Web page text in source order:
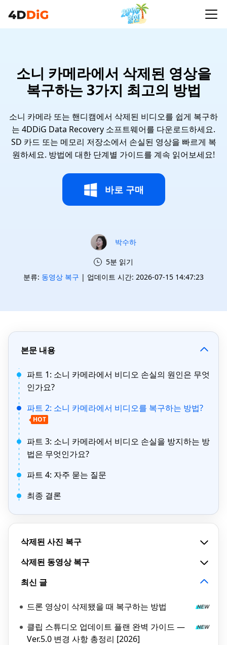
소니 카메라에서 삭제된 영상을
복구하는 3가지 최고의 방법
소니 카메라 또는 핸디캠에서 삭제된 비디오를 쉽게 복구하
는 4DDiG Data Recovery 소프트웨어를 다운로드하세요.
SD 카드 또는 메모리 저장소에서 손실된 영상을 빠르게 복
원하세요. 방법에 대한 단계별 가이드를 계속 읽어보세요!
바로 구매
박수하
5분 읽기
분류: 동영상 복구 | 업데이트 시간: 2026-07-15 14:47:23
본문 내용
파트 1: 소니 카메라에서 비디오 손실의 원인은 무엇
인가요?
파트 2: 소니 카메라에서 비디오를 복구하는 방법?
HOT
파트 3: 소니 카메라에서 비디오 손실을 방지하는 방
법은 무엇인가요?
파트 4: 자주 묻는 질문
최종 결론
삭제된 사진 복구
삭제된 동영상 복구
최신 글
드론 영상이 삭제됐을 때 복구하는 방법
클립 스튜디오 업데이트 플랜 완벽 가이드 —
Ver.5.0 변경 사항 총정리 [2026]